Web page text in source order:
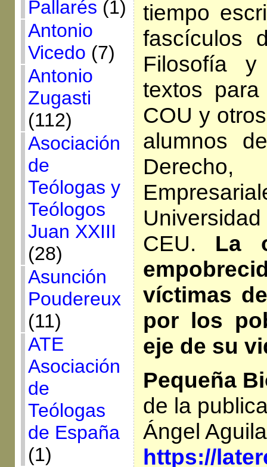
Pallarés (1)
Antonio
Vicedo (7)
Antonio
Zugasti
(112)
Asociación
de
Teólogas y
Teólogos
Juan XXIII
(28)
Asunción
Poudereux
(11)
ATE
Asociación
de
Teólogas
de España
(1)
tiempo
fascículos
Filosofía y
textos
COU y
alumnos
Derecho,
CEU. La
víctimas
por los
eje de su
Pequeña
de la
Ángel
https://